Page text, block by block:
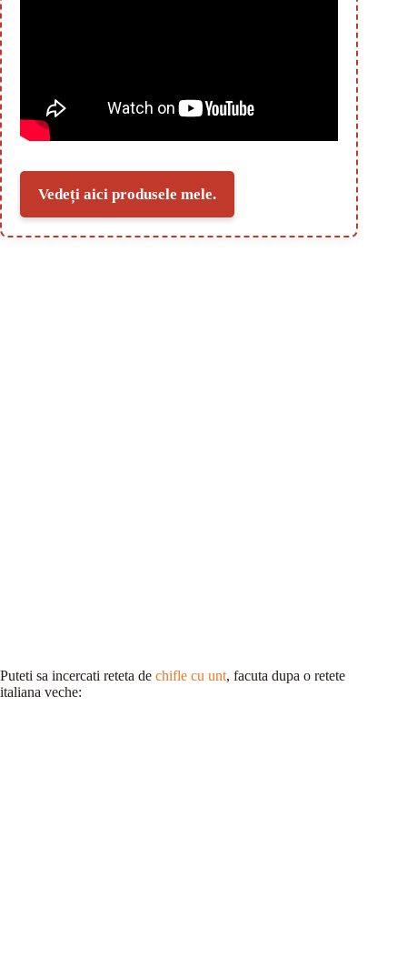
Vedeți aici produsele mele.
Puteti sa incercati reteta de chifle cu unt, facuta dupa o retete
italiana veche: